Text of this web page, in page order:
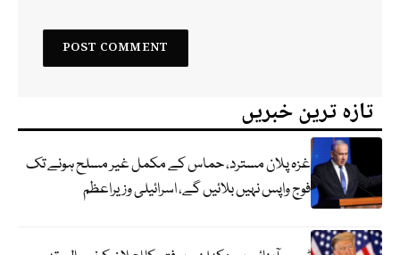
تازہ ترین خبریں
غزہ پلان مسترد، حماس کے مکمل غیر مسلح ہونے تک
فوج واپس نہیں بلائیں گے، اسرائیلی وزیراعظم